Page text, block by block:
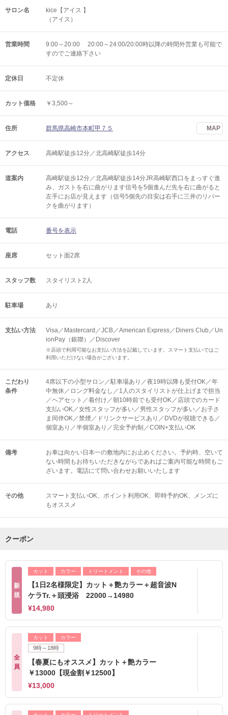
サロン名
kice【アイス 】
（アイス）
営業時間
9:00～20:00 20:00～24:00/20:00時以降の時間外営業も可能で
すのでご連絡下さい
定休日 不定休
カット価格 ￥3,500～
住所 群馬県高崎市本町甲７５ MAP
アクセス 高崎駅徒歩12分／北高崎駅徒歩14分
道案内
高崎駅徒歩12分／北高崎駅徒歩14分JR高崎駅西口をまっすぐ進
み、ガストを右に曲がります信号を5個進んだ先を右に曲がると
左手にお店が見えます（信号5個先の目安は右手に三井のリパー
クを曲がります）
電話 番号を表示
座席 セット面2席
スタッフ数 スタイリスト2人
駐車場 あり
支払い方法
Visa／Mastercard／JCB／American Express／Diners Club／Un
ionPay（銀聯）／Discover
※店頭で利用可能なお支払い方法を記載しています。スマート支払いではご
利用いただけない場合がございます。
こだわり
条件
4席以下の小型サロン／駐車場あり／夜19時以降も受付OK／年
中無休／ロング料金なし／1人のスタイリストが仕上げまで担当
／ヘアセット／着付け／朝10時前でも受付OK／店頭でのカード
支払いOK／女性スタッフが多い／男性スタッフが多い／お子さ
ま同伴OK／禁煙／ドリンクサービスあり／DVDが視聴できる／
個室あり／半個室あり／完全予約制／COIN+支払いOK
備考
お車は向かい日本一の敷地内にお止めください。予約時、空いて
ない時間もお待ちいただきながらであればご案内可能な時間もご
ざいます。電話にて問い合わせお願いいたします
その他 スマート支払いOK ポイント利用OK 即時予約OK
メンズに
もオススメ
クーポン
新
規
カット カラー トリートメント その他
【1日2名様限定】カット＋艶カラー＋超音波N
ケラTr.＋頭浸浴 22000→14980
¥14,980
全
員
カット カラー
9時～18時
【春夏にもオススメ】カット＋艶カラー
￥13000【現金割￥12500】
¥13,000